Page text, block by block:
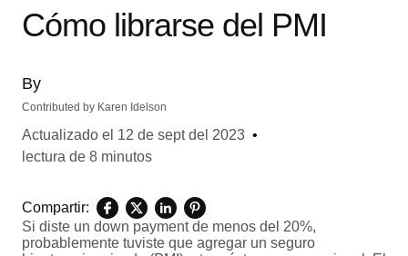
Cómo librarse del PMI
By
Contributed by Karen Idelson
Actualizado el 12 de sept del 2023 •
lectura de 8 minutos
Compartir:
Si diste un down payment de menos del 20%,
probablemente tuviste que agregar un seguro